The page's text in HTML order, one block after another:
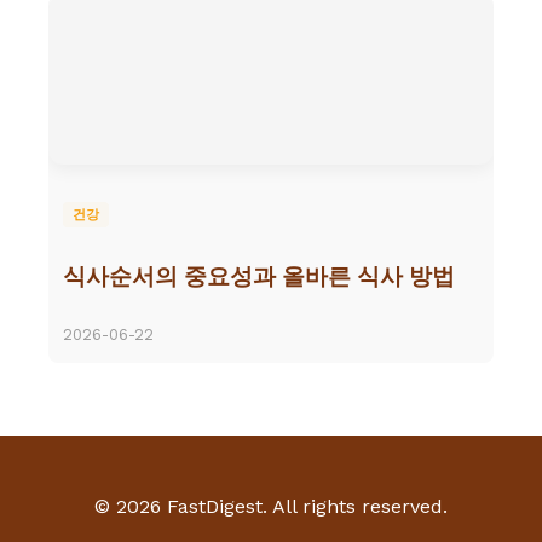
건강
식사순서의 중요성과 올바른 식사 방법
2026-06-22
© 2026 FastDigest. All rights reserved.